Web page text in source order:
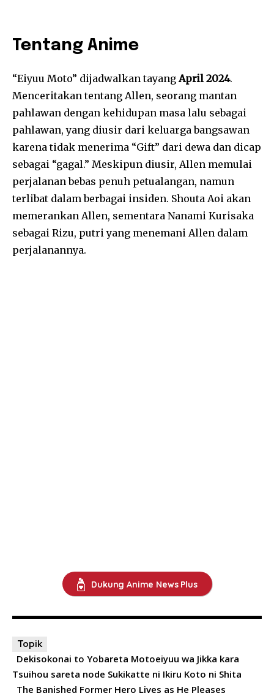
Tentang Anime
“Eiyuu Moto” dijadwalkan tayang April 2024.
Menceritakan tentang Allen, seorang mantan
pahlawan dengan kehidupan masa lalu sebagai
pahlawan, yang diusir dari keluarga bangsawan
karena tidak menerima “Gift” dari dewa dan dicap
sebagai “gagal.” Meskipun diusir, Allen memulai
perjalanan bebas penuh petualangan, namun
terlibat dalam berbagai insiden. Shouta Aoi akan
memerankan Allen, sementara Nanami Kurisaka
sebagai Rizu, putri yang menemani Allen dalam
perjalanannya.
Dukung Anime News Plus
Topik
Dekisokonai to Yobareta Motoeiyuu wa Jikka kara
Tsuihou sareta node Sukikatte ni Ikiru Koto ni Shita
The Banished Former Hero Lives as He Pleases